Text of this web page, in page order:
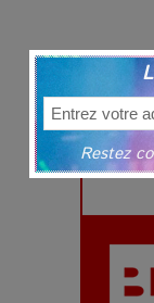
Restez